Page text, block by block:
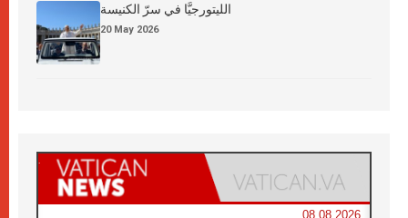
الليتورجيَّا في سرّ الكنيسة
20 May 2026
08.08.2026